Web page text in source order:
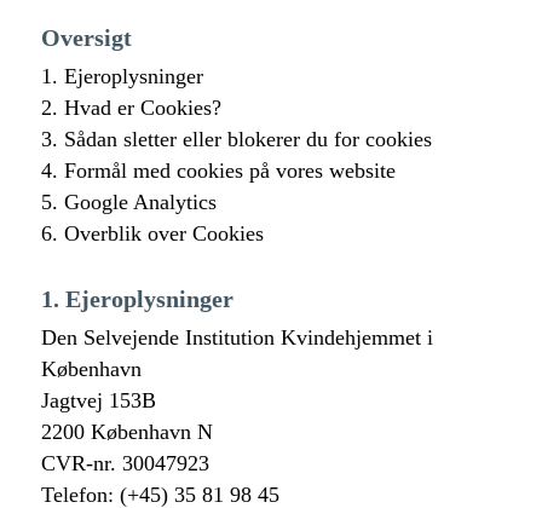
Oversigt
1. Ejeroplysninger
2. Hvad er Cookies?
3. Sådan sletter eller blokerer du for cookies
4. Formål med cookies på vores website
5. Google Analytics
6. Overblik over Cookies
1. Ejeroplysninger
Den Selvejende Institution Kvindehjemmet i
København
Jagtvej 153B
2200 København N
CVR-nr. 30047923
Telefon: (+45) 35 81 98 45